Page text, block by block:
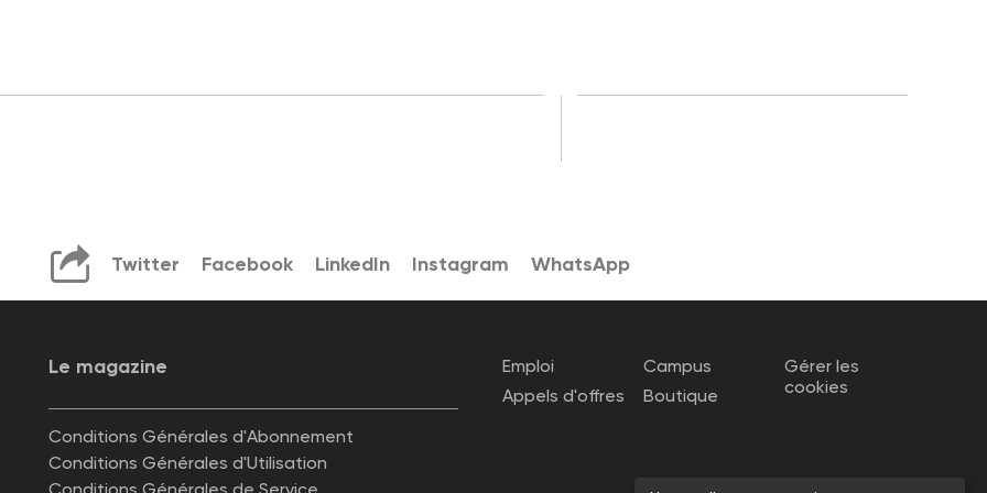
Twitter Facebook LinkedIn Instagram WhatsApp
Le magazine
Conditions Générales d'Abonnement
Conditions Générales d'Utilisation
Emploi
Appels d'offres
Campus
Boutique
Gérer les
cookies